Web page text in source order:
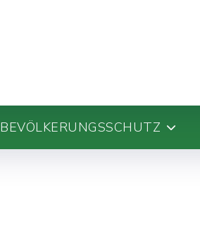
BEVÖLKERUNGSSCHUTZ